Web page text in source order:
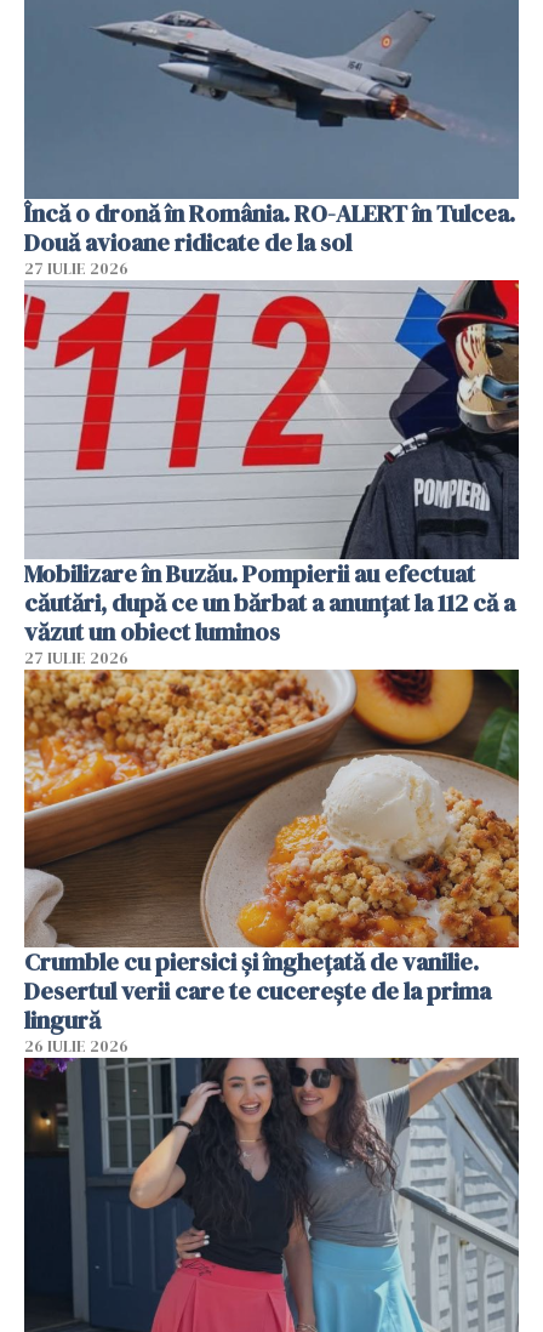
Încă o dronă în România. RO-ALERT în Tulcea.
Două avioane ridicate de la sol
27 IULIE 2026
Mobilizare în Buzău. Pompierii au efectuat
căutări, după ce un bărbat a anunțat la 112 că a
văzut un obiect luminos
27 IULIE 2026
Crumble cu piersici și înghețată de vanilie.
Desertul verii care te cucerește de la prima
lingură
26 IULIE 2026